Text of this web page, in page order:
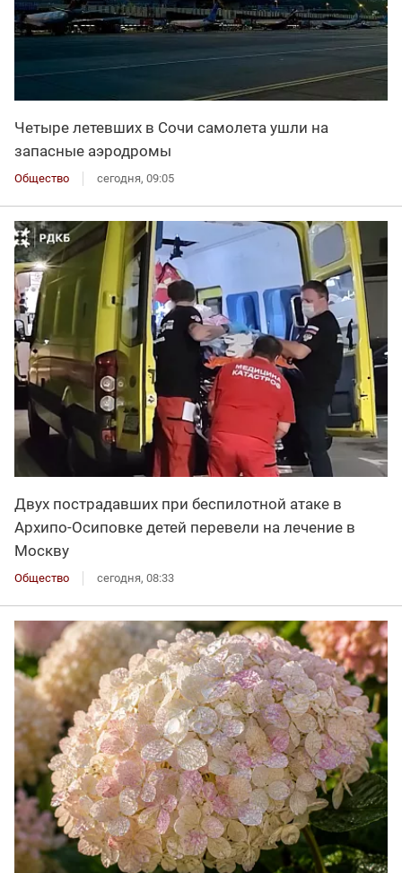
Четыре летевших в Сочи самолета ушли на
запасные аэродромы
Общество сегодня, 09:05
Двух пострадавших при беспилотной атаке в
Архипо-Осиповке детей перевели на лечение в
Москву
Общество сегодня, 08:33